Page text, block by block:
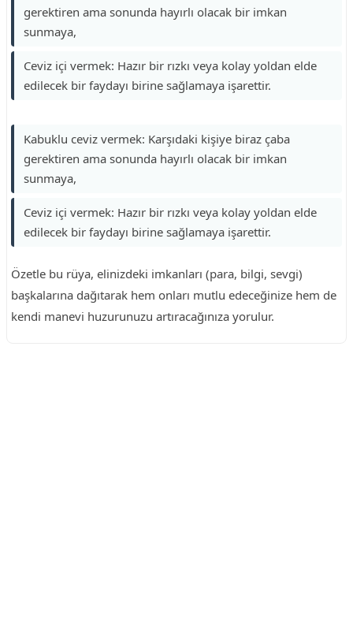
gerektiren ama sonunda hayırlı olacak bir imkan
sunmaya,
Ceviz içi vermek: Hazır bir rızkı veya kolay yoldan elde
edilecek bir faydayı birine sağlamaya işarettir.
Kabuklu ceviz vermek: Karşıdaki kişiye biraz çaba
gerektiren ama sonunda hayırlı olacak bir imkan
sunmaya,
Ceviz içi vermek: Hazır bir rızkı veya kolay yoldan elde
edilecek bir faydayı birine sağlamaya işarettir.
Özetle bu rüya, elinizdeki imkanları (para, bilgi, sevgi)
başkalarına dağıtarak hem onları mutlu edeceğinize hem de
kendi manevi huzurunuzu artıracağınıza yorulur.